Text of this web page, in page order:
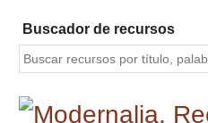
contenido
principal
Buscador de recursos